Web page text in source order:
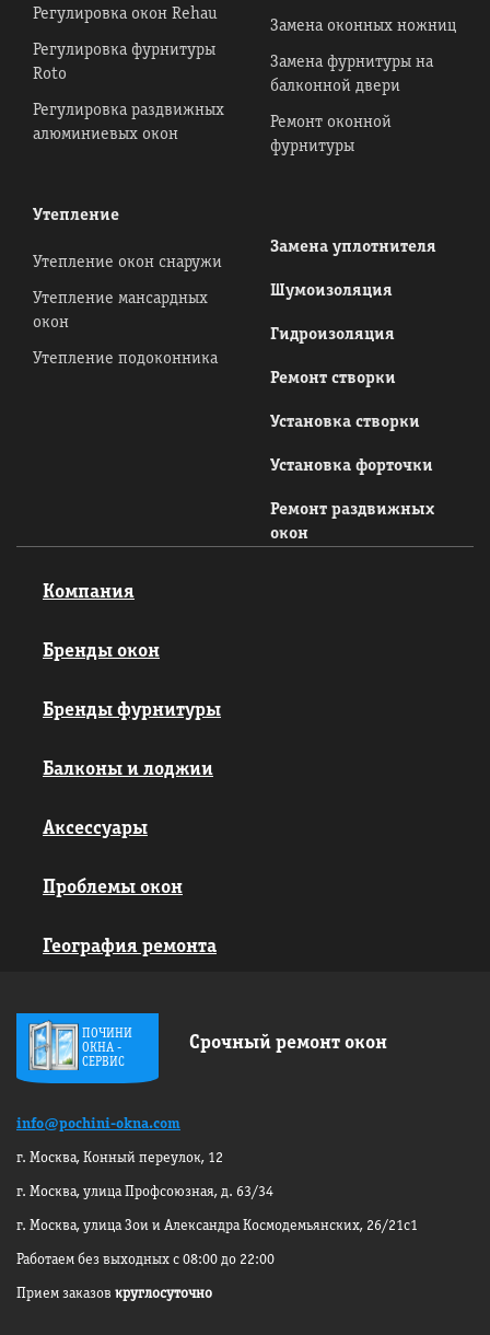
Регулировка окон Rehau
Регулировка фурнитуры
Roto
Регулировка раздвижных
алюминиевых окон
Утепление
Утепление окон снаружи
Утепление мансардных
окон
Утепление подоконника
Замена оконных ножниц
Замена фурнитуры на
балконной двери
Ремонт оконной
фурнитуры
Замена уплотнителя
Шумоизоляция
Гидроизоляция
Ремонт створки
Установка створки
Установка форточки
Ремонт раздвижных
окон
Компания
Бренды окон
Бренды фурнитуры
Балконы и лоджии
Аксессуары
Проблемы окон
География ремонта
ПОЧИНИ
ОКНА -
СЕРВИС
Срочный ремонт окон
info@pochini-okna.com
г. Москва, Конный переулок, 12
г. Москва, улица Профсоюзная, д. 63/34
г. Москва, улица Зои и АлександраКосмодемьянских, 26/21с1
Работаем без выходных с 08:00 до 22:00
Прием заказов круглосуточно